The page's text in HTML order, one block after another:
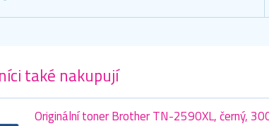
také nakupují
Originální toner Brother TN-2590XL, černý,